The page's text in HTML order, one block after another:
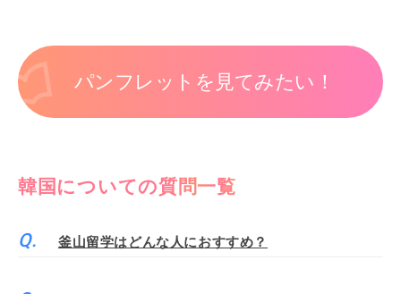
パンフレットを見てみたい！
韓国についての質問一覧
釜山留学はどんな人におすすめ？